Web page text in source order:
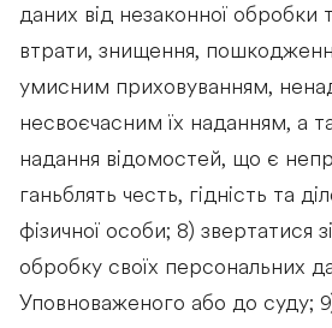
даних від незаконної обробки
втрати, знищення,
умисним приховуванням,
несвоєчасним їх наданням, а
надання відомостей, що є
ганьблять честь, гідність та
фізичної особи; 8) звертатися
обробку своїх персональних
Уповноваженого або до суду;